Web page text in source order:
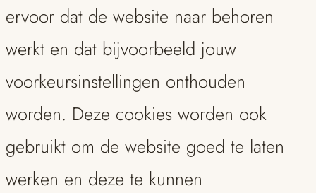
ervoor dat de website naar behoren
werkt en dat bijvoorbeeld jouw
voorkeursinstellingen onthouden
worden. Deze cookies worden ook
gebruikt om de website goed te laten
werken en deze te kunnen